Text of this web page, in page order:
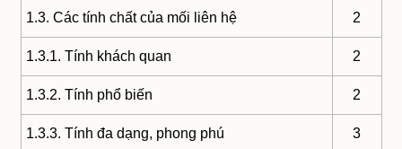
1.3. Các tính chất của mối liên hệ 2
1.3.1. Tính khách quan 2
1.3.2. Tính phổ biến 2
1.3.3. Tính đa dạng, phong phú 3